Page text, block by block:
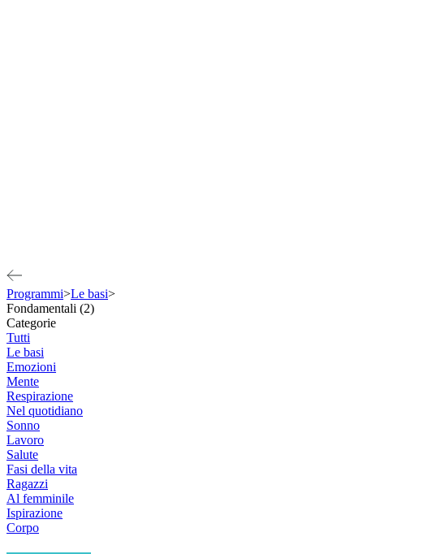
Programmi>Le basi>
Fondamentali (2)
Categorie
Tutti
Le basi
Emozioni
Mente
Respirazione
Nel quotidiano
Sonno
Lavoro
Salute
Fasi della vita
Ragazzi
Al femminile
Ispirazione
Corpo